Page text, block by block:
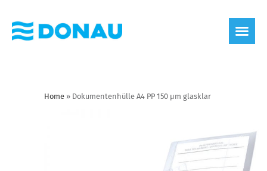
Home » Dokumentenhülle A4 PP 150 µm glasklar